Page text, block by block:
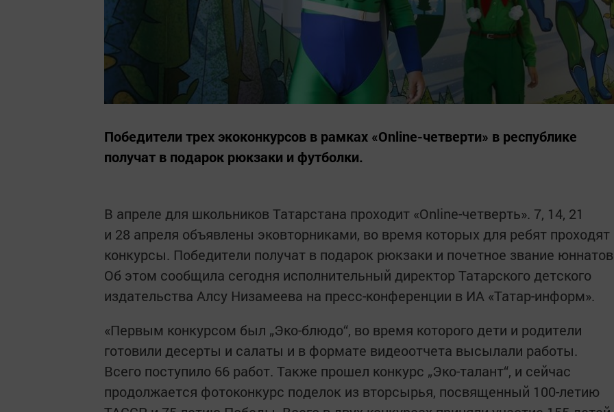
Победители трех экоконкурсов в рамках «Online-четверти» в республике
получат в подарок рюкзаки и футболки.
В апреле для школьников Татарстана проходит «Online-четверть». 7, 14, 21
и 28 апреля объявлены эковторниками, во время которых для ребят проходят
конкурсы. Победители получат в подарок рюкзаки и почетное звание
Об этом сообщила сегодня исполнительный директор Татарского детского
издательства Алсу Низамеева на пресс-конференции в ИА «Татар-информ».
«Первым конкурсом был „Эко-блюдо“, во время которого дети и родители
готовили десерты и салаты и в формате видеоотчета высылали работы.
Всего поступило 66 работ. Также прошел конкурс „Эко-талант“, и сейчас
продолжается фотоконкурс поделок из вторсырья, посвященный 100-летию